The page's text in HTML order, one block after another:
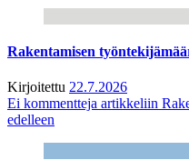
Rakentamisen
Kirjoitettu 22.7.2026
Ei kommentteja artikkeliin
edelleen